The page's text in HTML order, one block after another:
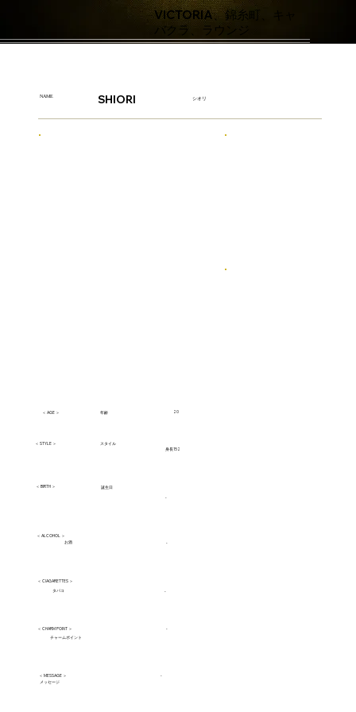
VICTORIA、錦糸町、キャ
バクラ、ラウンジ
SHIORI シオリ
NAME
＜ AGE ＞ ​年齢 20
＜ STYLE ＞
スタイル
身長152
＜ BIRTH ＞ 誕生日
-
＜ ALCOHOL ＞
お酒
-
＜ CIAGARETTES ＞
タバコ
-
＜ CHARM POINT ＞
チャームポイント
-
＜ MESSAGE ＞
メッセージ
-